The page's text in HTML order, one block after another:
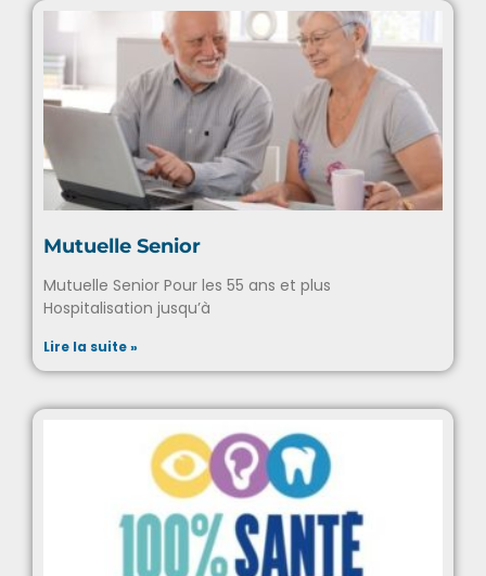
Mutuelle Senior
Mutuelle Senior Pour les 55 ans et plus
Lire la suite »